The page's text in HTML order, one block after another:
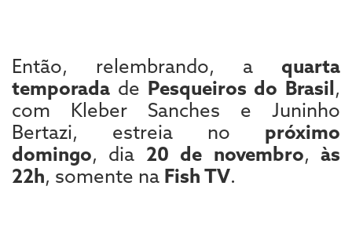
Então, relembrando, a quarta
temporada de Pesqueiros do Brasil,
com Kleber Sanches e Juninho
Bertazi, estreia no próximo
domingo, dia 20 de novembro,às
22h, somente na Fish TV.